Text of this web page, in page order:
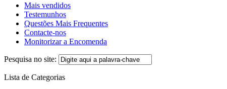
Mais vendidos
Testemunhos
Questões Mais Frequentes
Contacte-nos
Monitorizar a Encomenda
Pesquisa no site:
Lista de Categorias